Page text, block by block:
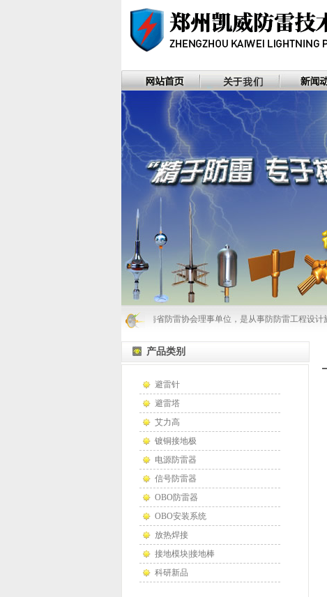
郑州凯威防雷是河南省防雷协会理事单位，是从事防防雷工程设计
产品类别
避雷针
避雷塔
艾力高
镀铜接地极
电源防雷器
信号防雷器
OBO防雷器
OBO安装系统
放热焊接
接地模块|接地棒
科研新品